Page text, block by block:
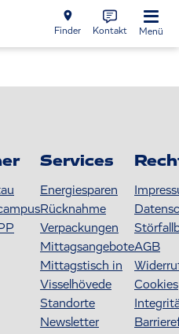
Finder Kontakt Menü
Services
Energiesparen
Rücknahme
Verpackungen
Mittagsangebote
Mittagstisch in
Visselhövede
Standorte
Newsletter
AGB
Cookies